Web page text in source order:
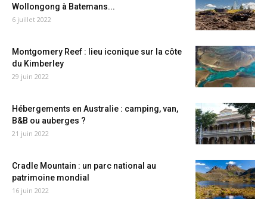
Wollongong à Batemans...
6 juillet 2022
Montgomery Reef : lieu iconique sur la côte
du Kimberley
29 juin 2022
Hébergements en Australie : camping, van,
B&B ou auberges ?
21 juin 2022
Cradle Mountain : un parc national au
patrimoine mondial
16 juin 2022